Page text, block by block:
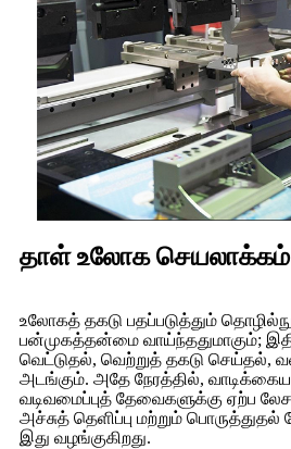
தாள் உலோக செயலாக்கம்
உலோகத் தகடு பதப்படுத்தும்
பன்முகத்தன்மை வாய்ந்ததுமாகும்;
வெட்டுதல், வெற்றுத் தகடு
அடங்கும். அதே நேரத்தில்,
வடிவமைப்புத் தேவைகளுக்கு ஏற்ப
அச்சுத் தெளிப்பு மற்றும்
இது வழங்குகிறது.